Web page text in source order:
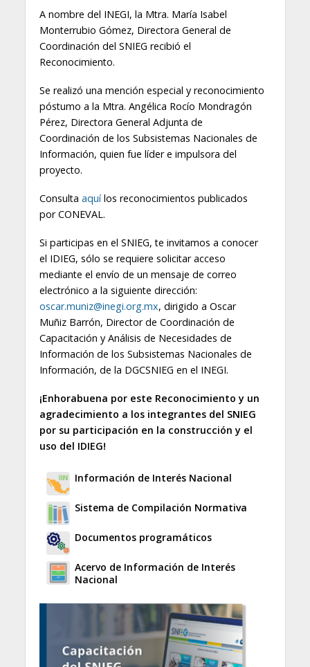
A nombre del INEGI, la Mtra. María Isabel
Monterrubio Gómez, Directora General de
Coordinación del SNIEG recibió el
Reconocimiento.
Se realizó una mención especial y reconocimiento
póstumo a la Mtra. Angélica Rocío Mondragón
Pérez, Directora General Adjunta de
Coordinación de los Subsistemas Nacionales de
Información, quien fue líder e impulsora del
proyecto.
Consulta aquílos reconocimientos publicados
por CONEVAL.
Si participas en el SNIEG, te invitamos a conocer
el IDIEG, sólo se requiere solicitar acceso
mediante el envío de un mensaje de correo
electrónico a la siguiente dirección:
oscar.muniz@inegi.org.mx, dirigido a Oscar
Muñiz Barrón, Director de Coordinación de
Capacitación y Análisis de Necesidades de
Información de los Subsistemas Nacionales de
Información, de la DGCSNIEG en el INEGI.
¡Enhorabuena por este Reconocimiento y un
agradecimiento a los integrantes del SNIEG
por su participación en la construcción y el
uso del IDIEG!
Información de Interés Nacional
Sistema de Compilación Normativa
Documentos programáticos
Acervo de Información de Interés
Nacional